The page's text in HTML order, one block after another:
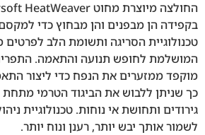
בקפידה הן מבפנים והן מבחוץ כדי
טכנולוגיית הסריגה ותשומת הלב
המושלמת לחופש תנועה והתאמה.
מוקפד ממזערים את הנפח כדי ליצור
כך שניתן ללבוש את הביגוד הטרמי מתחת
גירודים ותחושת אי נוחות. טכנולוגיית
לשמור אותך יבש יותר, רענן ונוח יותר.